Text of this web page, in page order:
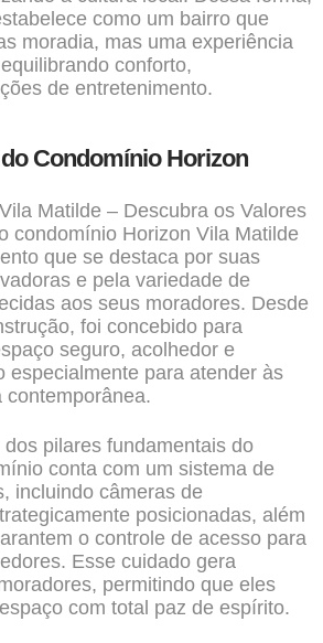
como um bairro que
moradia, mas uma experiência
conforto,
de entretenimento.
Condomínio Horizon
Matilde – Descubra os Valores
condomínio Horizon Vila Matilde
que se destaca por suas
e pela variedade de
aos seus moradores. Desde
foi concebido para
seguro, acolhedor e
especialmente para atender às
contemporânea.
pilares fundamentais do
conta com um sistema de
incluindo câmeras de
posicionadas, além
o controle de acesso para
Esse cuidado gera
permitindo que eles
com total paz de espírito.